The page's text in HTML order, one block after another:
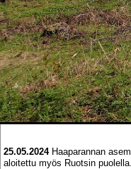
25.05.2024Haaparannan
aloitettu myös Ruotsin